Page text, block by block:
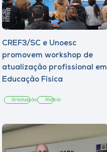
CREF3/SC e Unoesc
promovem workshop de
atualização profissional em
Educação Física
Graduação Notícia